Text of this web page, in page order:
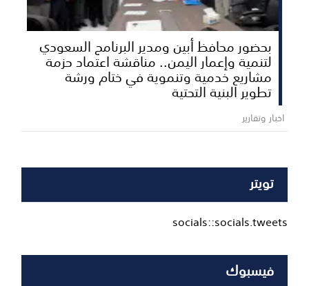
بحضور محافظ أبين ومدير البرنامج السعودي
لتنمية وإعمار اليمن.. مناقشة اعتماد حزمة
مشاريع خدمية وتنموية في ختام ورشة
تطوير البنية التحتية
اخبار وتقارير
تويتر
socials::socials.tweets
فيسبوك